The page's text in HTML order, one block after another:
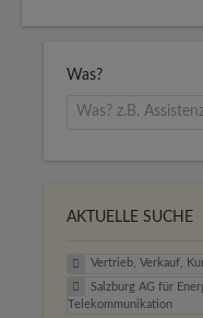
Was?
AKTUELLE SUCHE
Vertrieb, Verkauf,
Salzburg AG für
Telekommunikation